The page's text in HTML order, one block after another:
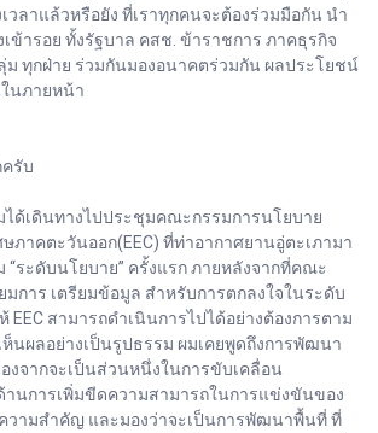
วลาแล้วหรือยัง ที่เราทุกคนจะต้องร่วมมือกัน นำ
เข้ารอย ทั้งรัฐบาล คสช. ข้าราชการ ภาคธุรกิจ
ทุกฝ่าย ร่วมกันมองอนาคตร่วมกัน ผลประโยชน์
นภายหน้า
รับ
ด้เดินทางไปประชุมคณะกรรมการนโยบาย
ษภาคตะวันออก(EEC) ที่ท่าอากาศยานอู่ตะเภามา
“ระดับนโยบาย” ครั้งแรก ภายหลังจากที่คณะ
มการ เตรียมข้อมูล สำหรับการตกลงใจในระดับ
EEC สามารถดำเนินการไปได้อย่างต้องการตาม
นผลอย่างเป็นรูปธรรม ผมเคยพูดถึงการพัฒนา
องจากจะเป็นส่วนหนึ่งในการขับเคลื่อน
นการเพิ่มขีดความสามารถในการแข่งขันของ
วามสำคัญ และมองว่าจะเป็นการพัฒนาพื้นที่ ที่